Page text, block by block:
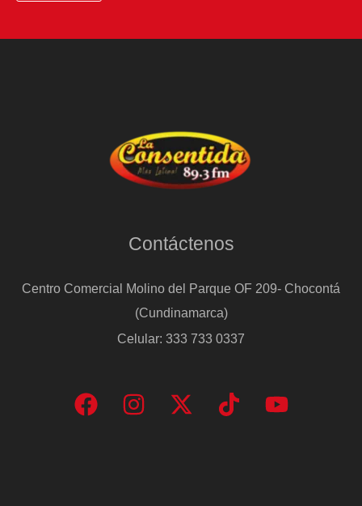
Contáctenos
Centro Comercial Molino del Parque OF 209- Chocontá
(Cundinamarca)
Celular: 333 733 0337